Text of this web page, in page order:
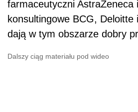
farmaceutyczni AstraZeneca
konsultingowe BCG,
dają w tym obszarze dobry
Dalszy ciąg materiału pod wideo